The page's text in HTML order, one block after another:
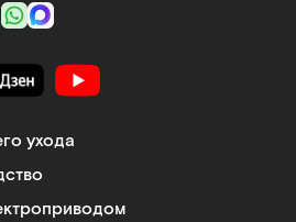
ухода